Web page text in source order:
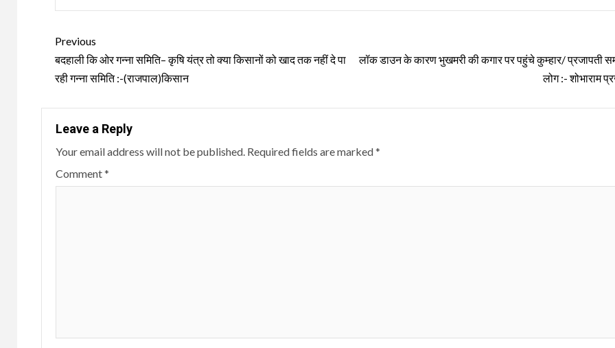
Continue
Reading
Previous
बदहाली कि ओर गन्ना समिति– कृषि यंत्र तो क्या किसानों को खाद तक नहीं दे पा
रही गन्ना समिति :-(राजपाल)किसान
लॉक डाउन के कारण भुखमरी की कगार पर पहुंचे कुम्हार/ प्रजापती
लोग :- शोभाराम
Leave a Reply
Your email address will not be published. Required fields are marked*
Comment*